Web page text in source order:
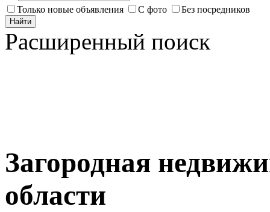
Только новые объявления
С фото Без посредников
Найти
Расширенный поиск
Загородная
области